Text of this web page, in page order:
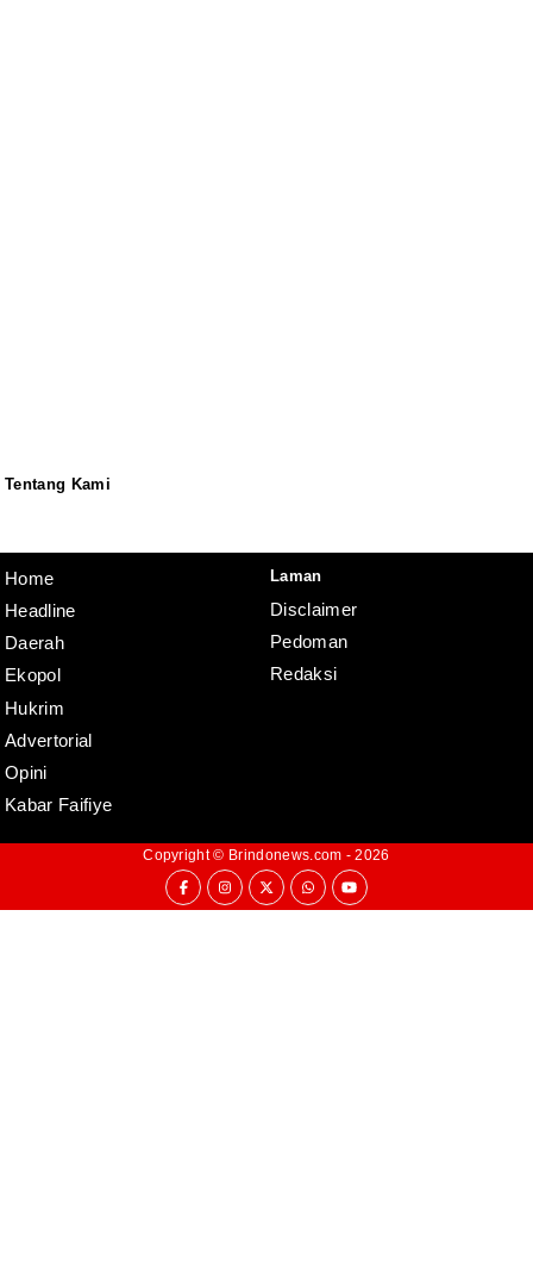
Tentang Kami
Home
Headline
Daerah
Ekopol
Hukrim
Advertorial
Opini
Kabar Faifiye
Laman
Disclaimer
Pedoman
Redaksi
Copyright © Brindonews.com - 2026